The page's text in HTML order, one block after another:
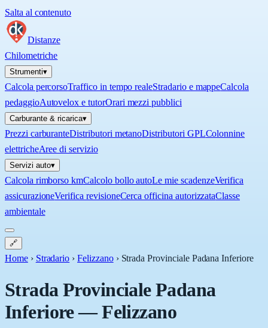
Salta al contenuto
Distanze
Chilometriche
Strumenti▾
Calcola percorsoTraffico in tempo realeStradario e mappeCalcola
pedaggioAutovelox e tutorOrari mezzi pubblici
Carburante & ricarica▾
Prezzi carburanteDistributori metanoDistributori GPLColonnine
elettricheAree di servizio
Servizi auto▾
Calcola rimborso kmCalcolo bollo autoLe mie scadenzeVerifica
assicurazioneVerifica revisioneCerca officina autorizzataClasse
ambientale
🔗
Home › Stradario › Felizzano › Strada Provinciale Padana Inferiore
Strada Provinciale Padana
Inferiore—Felizzano